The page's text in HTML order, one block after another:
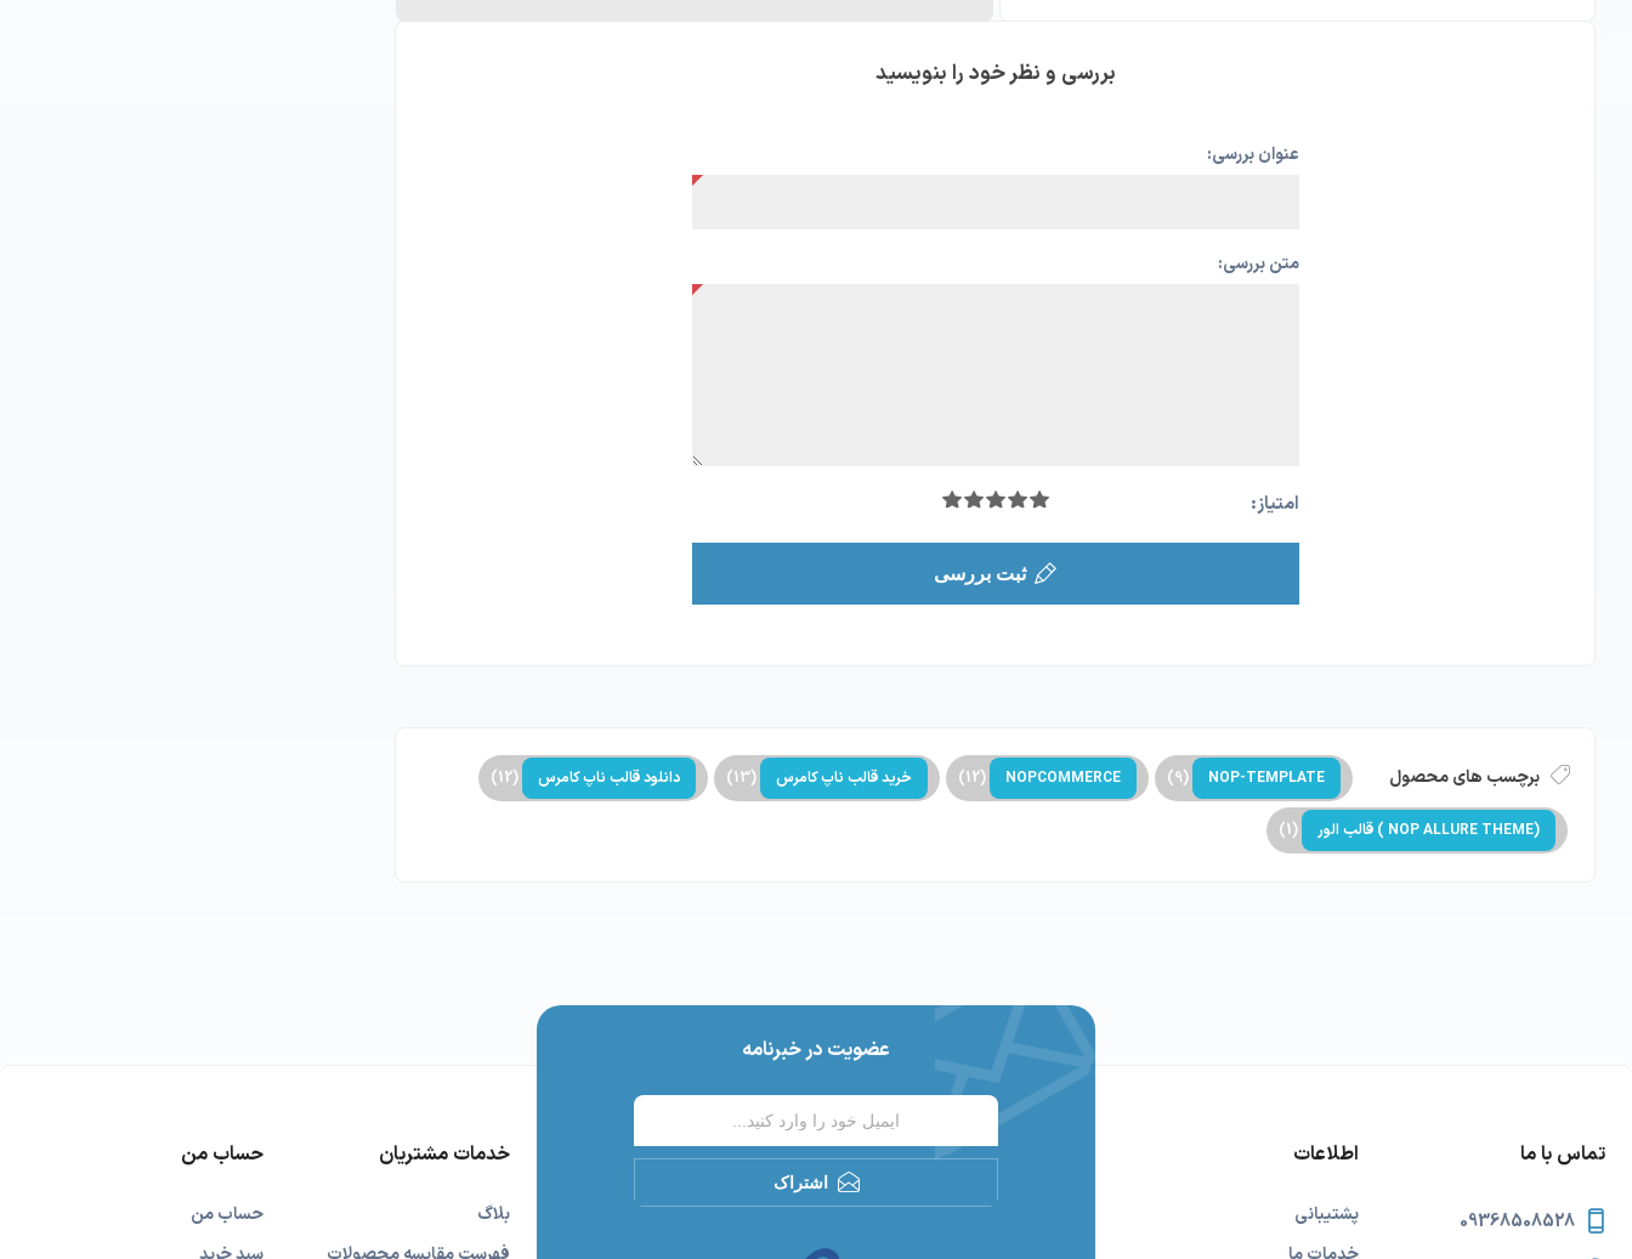
بررسی و نظر خود را بنویسید
عنوان بررسی:
متن بررسی:
امتیاز:
ثبت بررسی
برچسب های محصول NOP-TEMPLATE
(9)
NOPCOMMERCE
(12) خرید قالب ناپ کامرس (13) دانلود قالب ناپ کامرس (12)
(NOP ALLURE THEME ) قالب الور (1)
عضویت در خبرنامه
اشتراک
تماس با ما
09368508528
اطلاعات
پشتیبانی
خدمات مشتریان
بلاگ
حساب من
حساب من